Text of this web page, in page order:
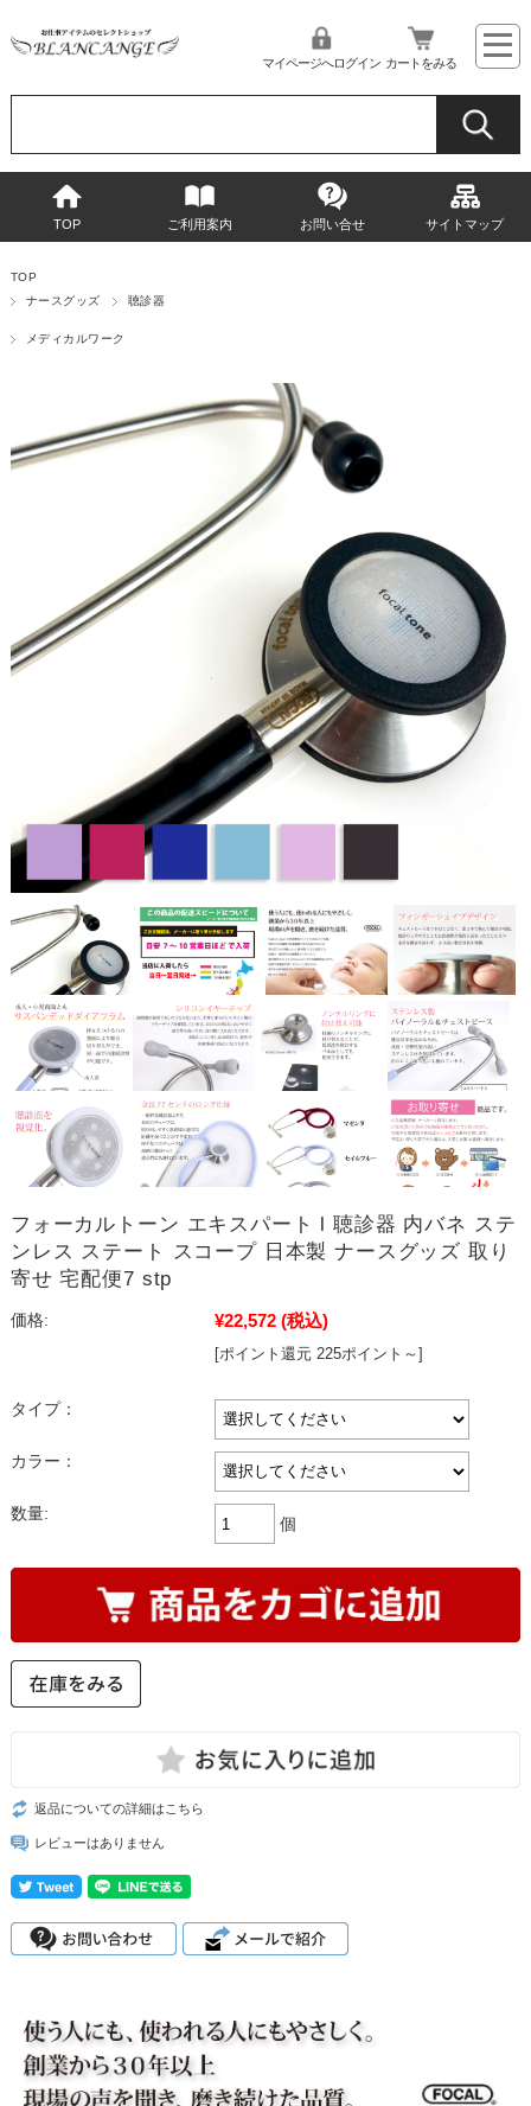
マイページへログイン カートをみる
TOP ご利用案内 お問い合せ サイトマップ
TOP
ナースグッズ
聴診器
メディカルワーク
フォーカルトーン エキスパート l 聴診器 内バネ ステ
ンレス ステート スコープ 日本製 ナースグッズ 取り
寄せ 宅配便7 stp
価格: ¥22,572 (税込)
[ポイント還元 225ポイント～]
タイプ：
カラー：
数量:
個
返品についての詳細はこちら
レビューはありません